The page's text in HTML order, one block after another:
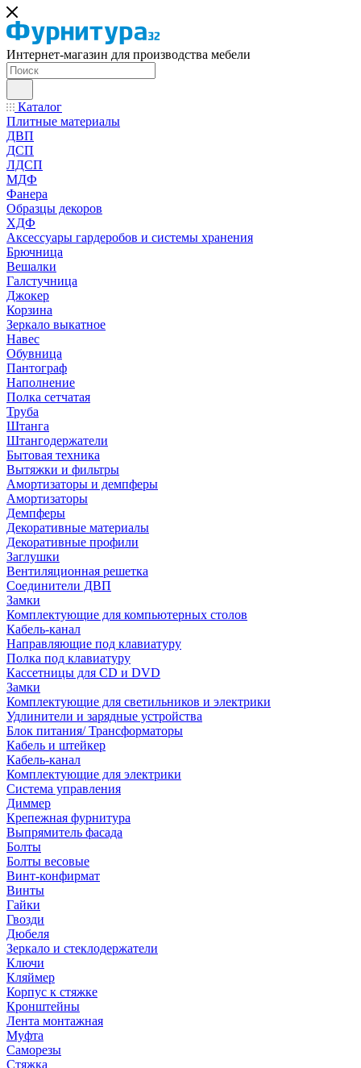
Интернет-магазин для производства мебели
Каталог
Плитные материалы
ДВП
ДСП
ЛДСП
МДФ
Фанера
Образцы декоров
ХДФ
Аксессуары гардеробов и системы хранения
Брючница
Вешалки
Галстучница
Джокер
Корзина
Зеркало выкатное
Навес
Обувница
Пантограф
Наполнение
Полка сетчатая
Труба
Штанга
Штангодержатели
Бытовая техника
Вытяжки и фильтры
Амортизаторы и демпферы
Амортизаторы
Демпферы
Декоративные материалы
Декоративные профили
Заглушки
Вентиляционная решетка
Соединители ДВП
Замки
Комплектующие для компьютерных столов
Кабель-канал
Направляющие под клавиатуру
Полка под клавиатуру
Кассетницы для CD и DVD
Замки
Комплектующие для светильников и электрики
Удлинители и зарядные устройства
Блок питания/ Трансформаторы
Кабель и штейкер
Кабель-канал
Комплектующие для электрики
Система управления
Диммер
Крепежная фурнитура
Выпрямитель фасада
Болты
Болты весовые
Винт-конфирмат
Винты
Гайки
Гвозди
Дюбеля
Зеркало и стеклодержатели
Ключи
Кляймер
Корпус к стяжке
Кронштейны
Лента монтажная
Муфта
Саморезы
Стяжка